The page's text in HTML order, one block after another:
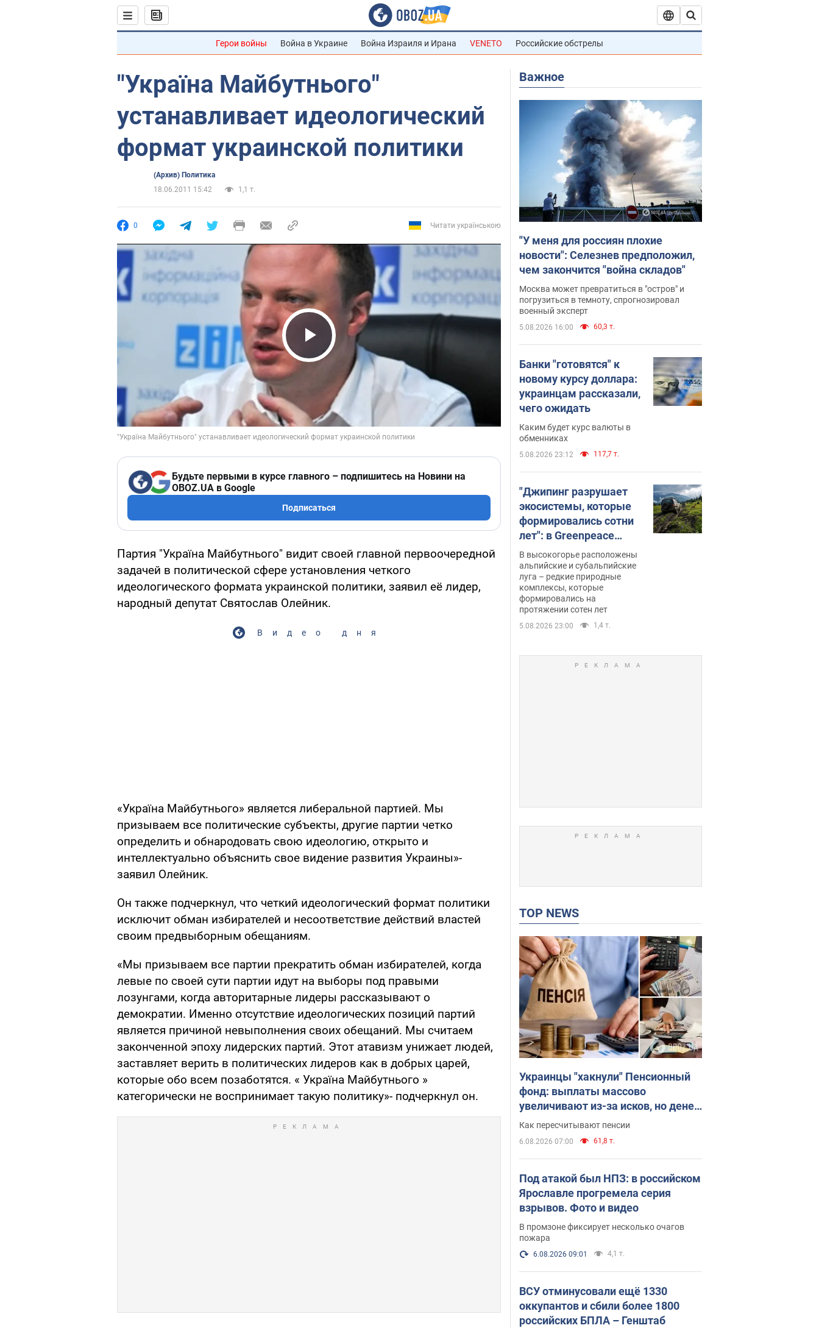
Герои войны Война в Украине Война Израиля и Ирана VENETO Российские обстрелы
"Україна Майбутнього"
устанавливает идеологический
формат украинской политики
(Архив) Политика
18.06.2011 15:42
1,1 т.
0 Читати українською
Play Video
Будьте первыми в курсе главного – подпишитесь на Новини на
OBOZ.UA в Google
Подписаться
Партия "Україна Майбутнього" видит своей главной первоочередной
задачей в политической сфере установления четкого
идеологического формата украинской политики, заявил её лидер,
народный депутат Святослав Олейник.
Видео дня
«Україна Майбутнього» является либеральной партией. Мы
призываем все политические субъекты, другие партии четко
определить и обнародовать свою идеологию, открыто и
интеллектуально объяснить свое видение развития Украины»-
заявил Олейник.
Он также подчеркнул, что четкий идеологический формат политики
исключит обман избирателей и несоответствие действий властей
своим предвыборным обещаниям.
«Мы призываем все партии прекратить обман избирателей, когда
левые по своей сути партии идут на выборы под правыми
лозунгами, когда авторитарные лидеры рассказывают о
демократии. Именно отсутствие идеологических позиций партий
является причиной невыполнения своих обещаний. Мы считаем
законченной эпоху лидерских партий. Этот атавизм унижает людей,
заставляет верить в политических лидеров как в добрых царей,
которые обо всем позаботятся. « Україна Майбутнього »
категорически не воспринимает такую политику»- подчеркнул он.
Важное
"У меня для россиян плохие
новости": Селезнев предположил,
чем закончится "война складов"
Москва может превратиться в "остров" и
погрузиться в темноту, спрогнозировал
военный эксперт
5.08.2026 16:00 60,3 т.
Банки "готовятся" к
новому курсу доллара:
украинцам рассказали,
чего ожидать
Каким будет курс валюты в
обменниках
5.08.2026 23:12 117,7 т.
"Джипинг разрушает
экосистемы, которые
формировались сотни
лет": в Greenpeace
забили тревогу
В высокогорье расположены
альпийские и субальпийские
луга – редкие природные
комплексы, которые
формировались на
протяжении сотен лет
5.08.2026 23:00 1,4 т.
TOP NEWS
Украинцы "хакнули" Пенсионный
фонд: выплаты массово
увеличивают из-за исков, но денег
не хватает
Как пересчитывают пенсии
6.08.2026 07:00 61,8 т.
Под атакой был НПЗ: в российском
Ярославле прогремела серия
взрывов. Фото и видео
В промзоне фиксирует несколько очагов
пожара
6.08.2026 09:01 4,1 т.
ВСУ отминусовали ещё 1330
оккупантов и сбили более 1800
российских БПЛА – Генштаб